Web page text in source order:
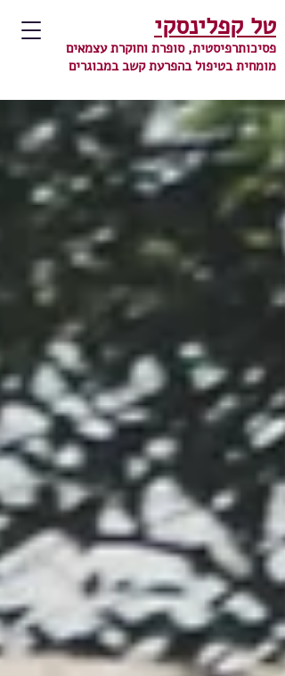
טל קפלינסקי
פסיכותרפיסטית, סופרת וחוקרת עצמאים
מומחית בטיפול בהפרעת קשב במבוגרים